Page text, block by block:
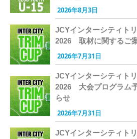
2026年8月3日
JCYインターシティト
2026 取材に関するご
2026年7月31日
JCYインターシティト
2026 大会プログラム
らせ
2026年7月31日
JCYインターシティト